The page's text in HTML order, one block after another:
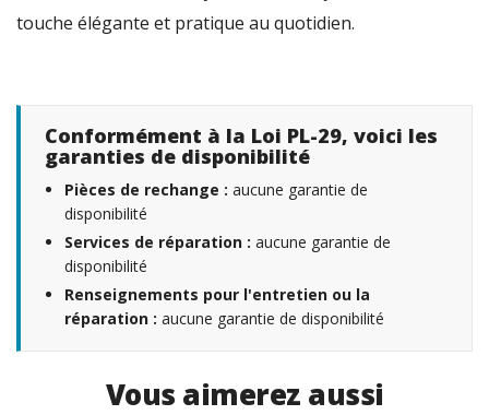
touche élégante et pratique au quotidien.
Conformément à la Loi PL-29, voici les
garanties de disponibilité
Pièces de rechange : aucune garantie de
disponibilité
Services de réparation : aucune garantie de
disponibilité
Renseignements pour l'entretien ou la
réparation : aucune garantie de disponibilité
Vous aimerez aussi